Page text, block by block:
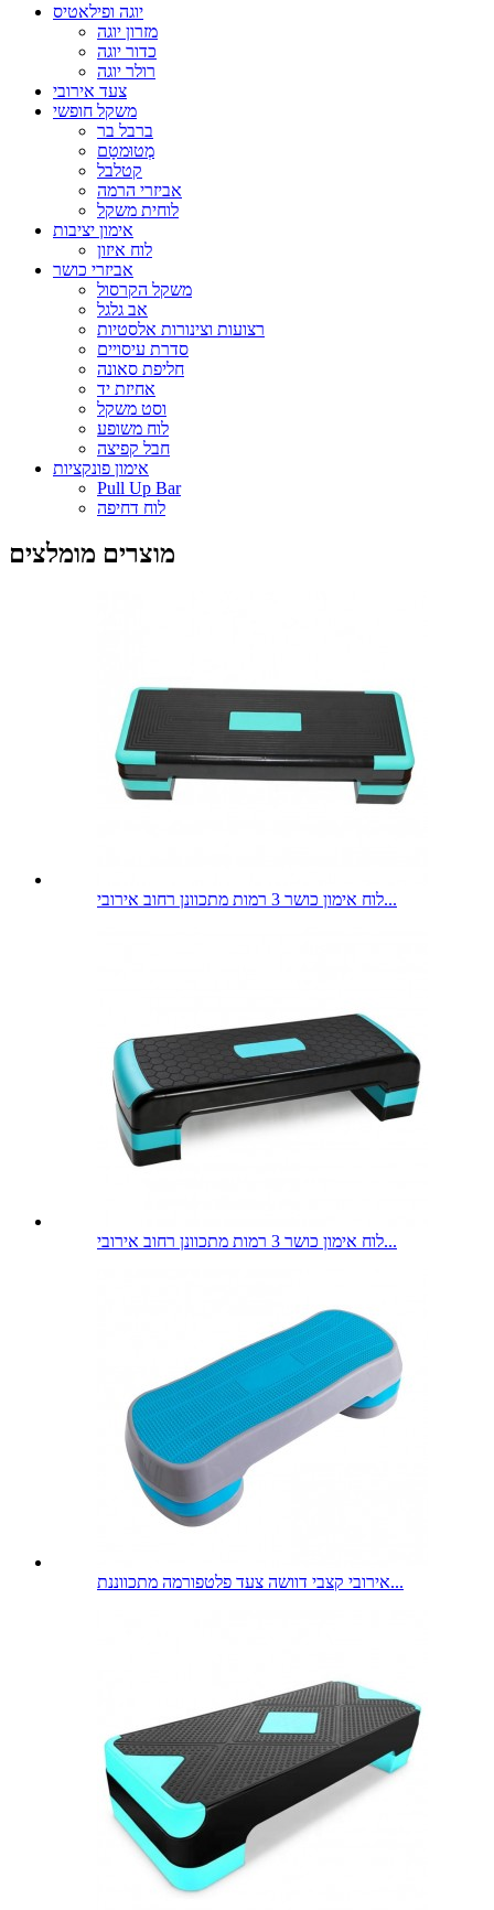
יוגה ופילאטיס
מזרון יוגה
כדור יוגה
רולר יוגה
צעד אירובי
משקל חופשי
ברבל בר
מְטוּמטָם
קטלבל
אביזרי הרמה
לוחית משקל
אימון יציבות
לוח איזון
אביזרי כושר
משקל הקרסול
אב גלגל
רצועות וצינורות אלסטיות
סדרת עיסויים
חליפת סאונה
אחיזת יד
וסט משקל
לוח משופע
חבל קפיצה
אימון פונקציות
Pull Up Bar
לוח דחיפה
מוצרים מומלצים
לוח אימון כושר 3 רמות מתכוונן רחוב אירובי...
לוח אימון כושר 3 רמות מתכוונן רחוב אירובי...
אירובי קצבי דוושה צעד פלטפורמה מתכווננת...